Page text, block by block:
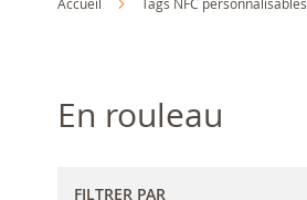
En rouleau
FILTRER PAR